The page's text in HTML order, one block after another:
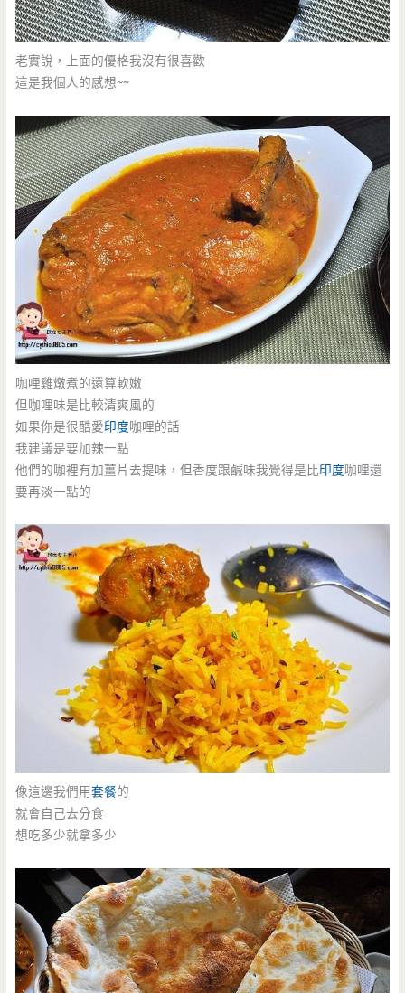
老實說，上面的優格我沒有很喜歡
這是我個人的感想~~
咖哩雞燉煮的還算軟嫩
但咖哩味是比較清爽風的
如果你是很酷愛印度咖哩的話
我建議是要加辣一點
他們的咖裡有加薑片去提味，但香度跟鹹味我覺得是比印度咖哩還
要再淡一點的
像這邊我們用套餐的
就會自己去分食
想吃多少就拿多少